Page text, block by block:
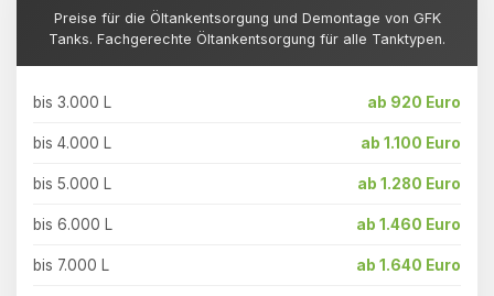
Preise für die Öltankentsorgung und Demontage von GFK
Tanks. Fachgerechte Öltankentsorgung für alle Tanktypen.
bis 3.000 L ab 920 Euro
bis 4.000 L ab 1.100 Euro
bis 5.000 L ab 1.280 Euro
bis 6.000 L ab 1.460 Euro
bis 7.000 L ab 1.640 Euro